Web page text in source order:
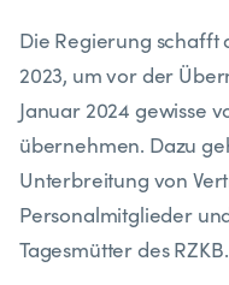
Die Regierung schafft
2023, um vor der
Januar 2024 gewisse
übernehmen. Dazu
Unterbreitung von
Personalmitglieder
Tagesmütter des RZKB.